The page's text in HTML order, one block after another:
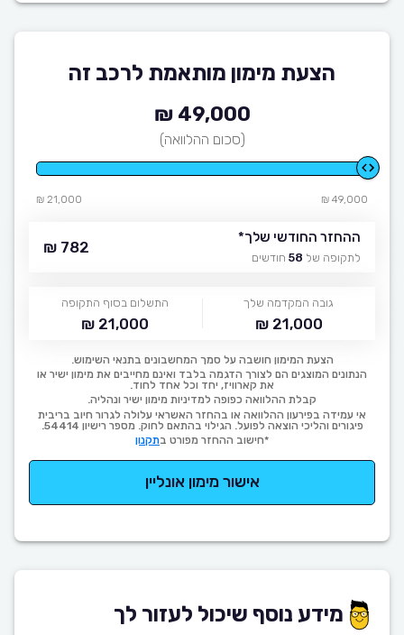
הצעת מימון מותאמת לרכב זה
49,000 ₪
(סכום ההלוואה)
49,000 ₪
21,000 ₪
ההחזר החודשי שלך*
לתקופה של 58 חודשים
782 ₪
גובה המקדמה שלך
21,000 ₪
התשלום בסוף התקופה
21,000 ₪
הצעת המימון חושבה על סמך המחשבונים בתנאי השימוש.
הנתונים המוצגים הם לצורך הדגמה בלבד ואינם מחייבים את מימון ישיר או
את קארוויז, יחד וכל אחד לחוד.
קבלת ההלוואה כפופה למדיניות מימון ישיר ונהליה.
אי עמידה בפירעון ההלוואה או בהחזר האשראי עלולה לגרור חיוב בריבית
פיגורים והליכי הוצאה לפועל. הגילוי בהתאם לחוק. מספר רישיון 54414.
*חישוב ההחזר מפורט בתקנון
אישור מימון אונליין
מידע נוסף שיכול לעזור לך